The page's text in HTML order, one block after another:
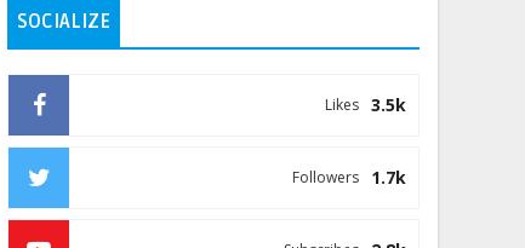
SOCIALIZE
3.5k
Likes
1.7k
Followers